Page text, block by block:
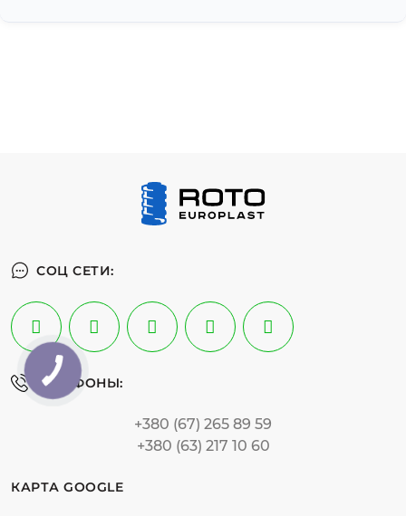
СОЦ СЕТИ:
ТЕЛЕФОНЫ:
+380 (67) 265 89 59
+380 (63) 217 10 60
КАРТА GOOGLE